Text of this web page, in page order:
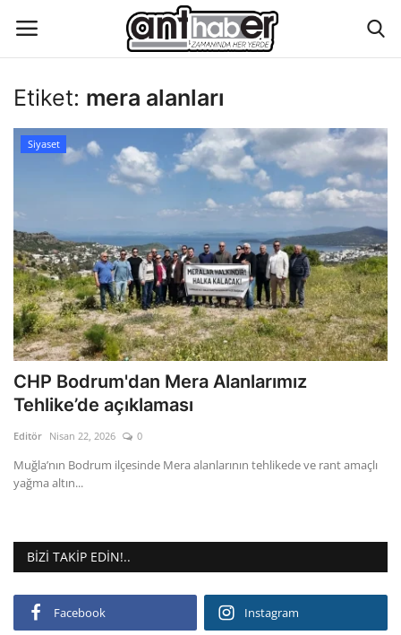
Aktüel Magazin
Hakkımızda
İletişim
Asayiş
Çevre
Gizlilik Politikası
Reklam ve İşbirliği
Turizm
Siyaset
Etiket: mera alanları
Siyaset
CHP Bodrum'dan Mera Alanlarımız
Tehlike’de açıklaması
Editör Nisan 22, 2026 0
Muğla’nın Bodrum ilçesinde Mera alanlarının tehlikede ve rant amaçlı
yağma altın...
BIZI TAKIP EDIN!..
Facebook Instagram